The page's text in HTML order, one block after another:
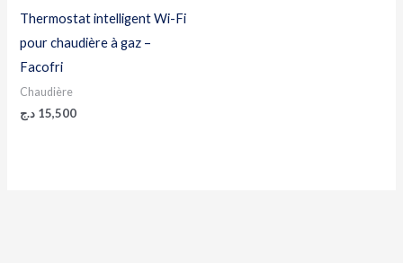
Thermostat intelligent Wi-Fi
pour chaudière à gaz –
Facofri
Chaudière
15,500 د.ج